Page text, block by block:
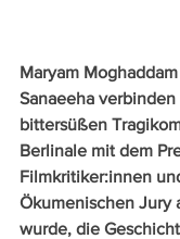
Maryam
Sanaeeha
bittersüßen
Berlinale mit dem
Filmkritiker:innen
Ökumenischen Jury
wurde, die